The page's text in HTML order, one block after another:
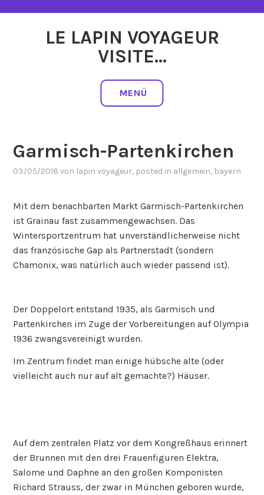
LE LAPIN VOYAGEUR
VISITE…
MENÜ
Garmisch-Partenkirchen
03/05/2018 von lapin voyageur, posted in allgemein, bayern
Mit dem benachbarten Markt Garmisch-Partenkirchen
ist Grainau fast zusammengewachsen. Das
Wintersportzentrum hat unverständlicherweise nicht
das französische Gap als Partnerstadt (sondern
Chamonix, was natürlich auch wieder passend ist).
Der Doppelort entstand 1935, als Garmisch und
Partenkirchen im Zuge der Vorbereitungen auf Olympia
1936 zwangsvereinigt wurden.
Im Zentrum findet man einige hübsche alte (oder
vielleicht auch nur auf alt gemachte?) Häuser.
Auf dem zentralen Platz vor dem Kongreßhaus erinnert
der Brunnen mit den drei Frauenfiguren Elektra,
Salome und Daphne an den großen Komponisten
Richard Strauss, der zwar in München geboren wurde,